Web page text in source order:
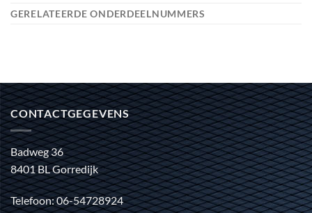
GERELATEERDE ONDERDEELNUMMERS
CONTACTGEGEVENS
Badweg 36
8401 BL Gorredijk
Telefoon: 06-54728924